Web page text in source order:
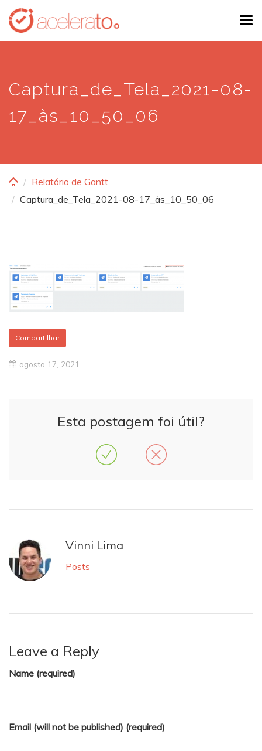
Skip
main
Captura_de_Tela_2021-08-
17_às_10_50_06
Relatório de Gantt
Captura_de_Tela_2021-08-17_às_10_50_06
Compartilhar
agosto 17, 2021
Esta postagem foi útil?
Vinni Lima
Posts
Leave a Reply
Name (required)
Email (will not be published) (required)